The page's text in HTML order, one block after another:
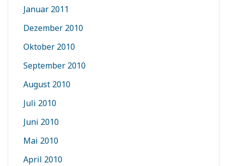
Januar 2011
Dezember 2010
Oktober 2010
September 2010
August 2010
Juli 2010
Juni 2010
Mai 2010
April 2010